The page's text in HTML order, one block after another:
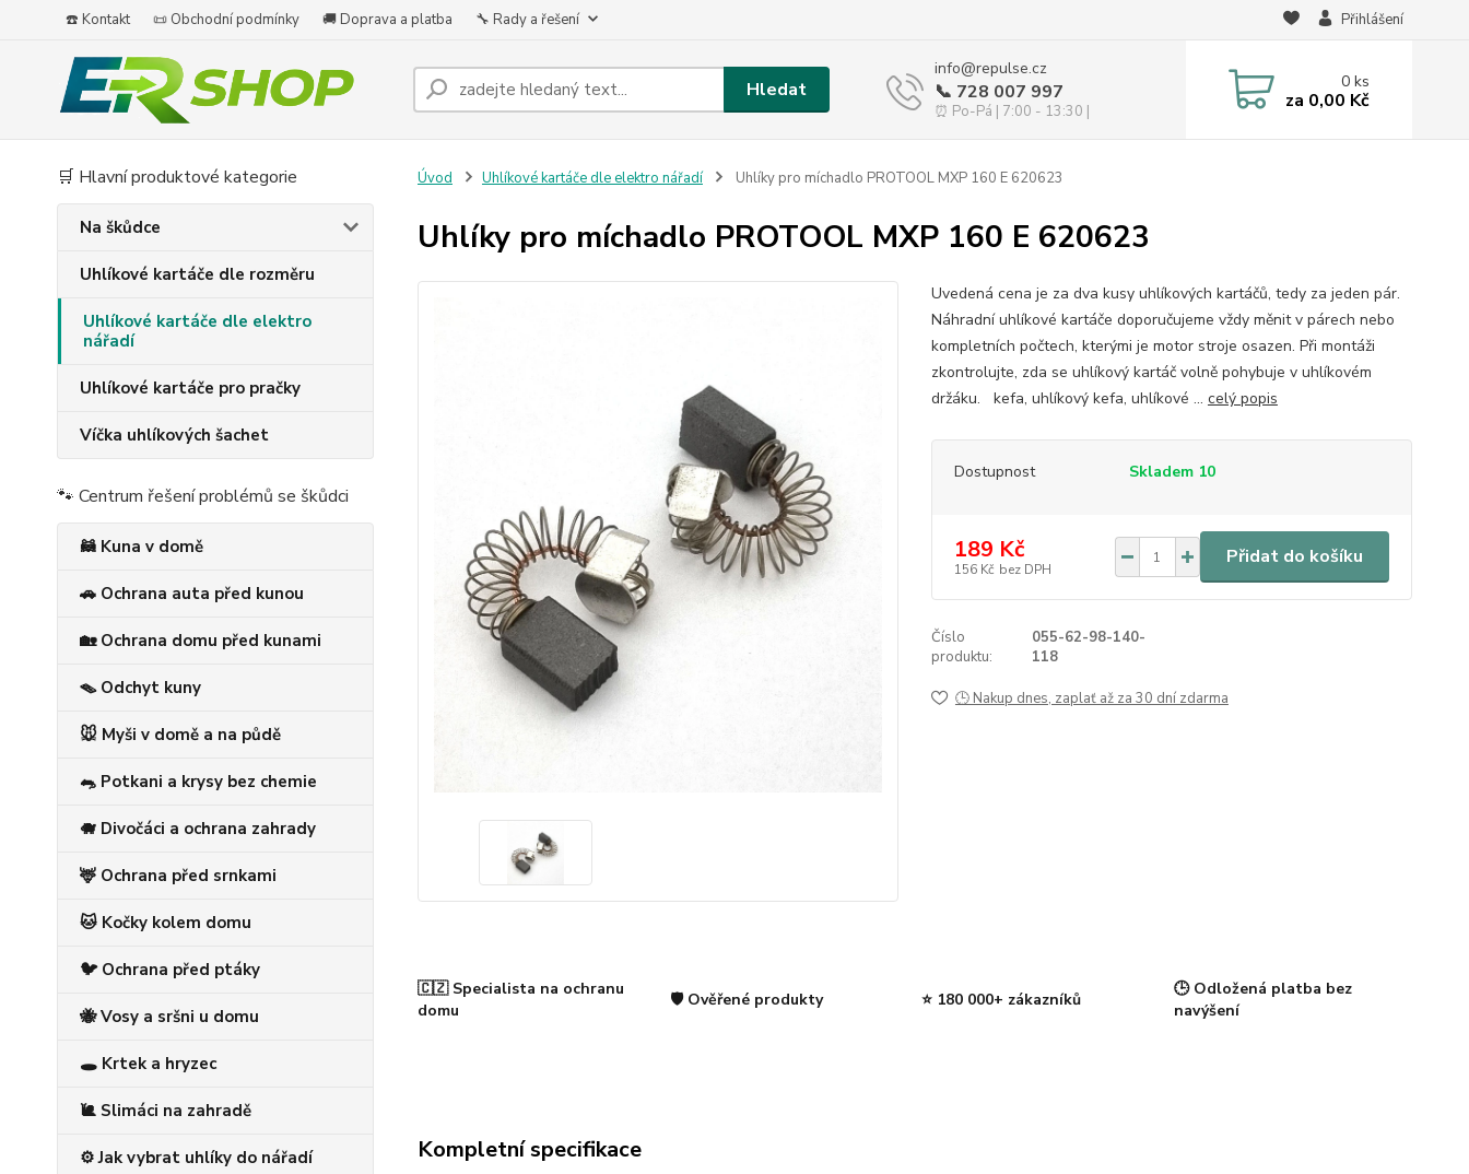
☎️ Kontakt 📜 Obchodní podmínky 🚚 Doprava a platba 🔧 Rady a řešení Přihlášení
Hledat
info@repulse.cz
📞 728 007 997
⏰ Po-Pá | 7:00 - 13:30 |
0ks
za 0,00 Kč
🛒 Hlavní produktové kategorie
Na škůdce
Uhlíkové kartáče dle rozměru
Uhlíkové kartáče dle elektro
nářadí
Uhlíkové kartáče pro pračky
Víčka uhlíkových šachet
🐾 Centrum řešení problémů se škůdci
🦝 Kuna v domě
🚗 Ochrana auta před kunou
🏡 Ochrana domu před kunami
🪤 Odchyt kuny
🐭 Myši v domě a na půdě
🐀 Potkani a krysy bez chemie
🐗 Divočáci a ochrana zahrady
🦌 Ochrana před srnkami
🐱 Kočky kolem domu
🐦 Ochrana před ptáky
🐝 Vosy a sršni u domu
🕳️ Krtek a hryzec
🐌 Slimáci na zahradě
⚙️ Jak vybrat uhlíky do nářadí
Úvod Uhlíkové kartáče dle elektro nářadí Uhlíky pro míchadlo PROTOOL MXP 160 E 620623
Uhlíky pro míchadlo PROTOOL MXP 160 E 620623
Uvedená cena je za dva kusy uhlíkových kartáčů, tedy za jeden pár.
Náhradní uhlíkové kartáče doporučujeme vždy měnit v párech nebo
kompletních počtech, kterými je motor stroje osazen. Při montáži
zkontrolujte, zda se uhlíkový kartáč volně pohybuje v uhlíkovém
držáku. kefa, uhlíkový kefa, uhlíkové ... celý popis
Dostupnost Skladem 10
189 Kč
156 Kč bez DPH
Přidat do košíku
Číslo
produktu:
055-62-98-140-
118
🕒 Nakup dnes, zaplať až za 30 dní zdarma
🇨🇿 Specialista na ochranu
domu
🛡️ Ověřené produkty ⭐ 180 000+ zákazníků
🕒 Odložená platba bez
navýšení
Kompletní specifikace